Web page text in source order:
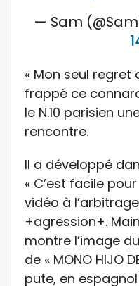
— Sam
« Mon seul regret
frappé ce
le N.10 parisien
rencontre.
Il a développé
« C’est facile
vidéo à
+agression+.
montre l’image
de « MONO HIJO
pute, en